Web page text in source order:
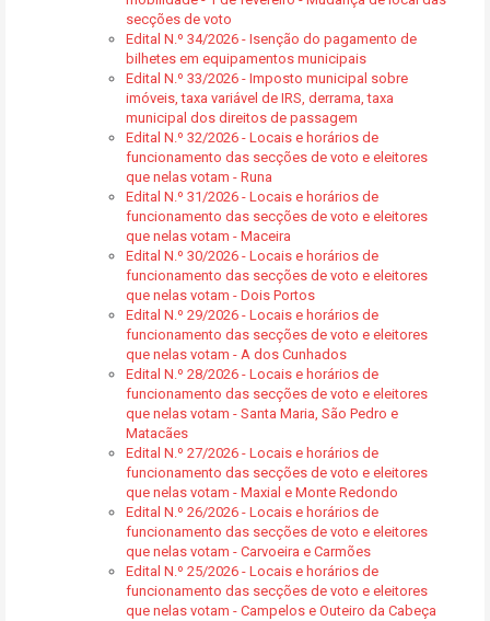
secções de voto
Edital N.º 34/2026 - Isenção do pagamento de
bilhetes em equipamentos municipais
Edital N.º 33/2026 - Imposto municipal sobre
imóveis, taxa variável de IRS, derrama, taxa
municipal dos direitos de passagem
Edital N.º 32/2026 - Locais e horários de
funcionamento das secções de voto e eleitores
que nelas votam - Runa
Edital N.º 31/2026 - Locais e horários de
funcionamento das secções de voto e eleitores
que nelas votam - Maceira
Edital N.º 30/2026 - Locais e horários de
funcionamento das secções de voto e eleitores
que nelas votam - Dois Portos
Edital N.º 29/2026 - Locais e horários de
funcionamento das secções de voto e eleitores
que nelas votam - A dos Cunhados
Edital N.º 28/2026 - Locais e horários de
funcionamento das secções de voto e eleitores
que nelas votam - Santa Maria, São Pedro e
Matacães
Edital N.º 27/2026 - Locais e horários de
funcionamento das secções de voto e eleitores
que nelas votam - Maxial e Monte Redondo
Edital N.º 26/2026 - Locais e horários de
funcionamento das secções de voto e eleitores
que nelas votam - Carvoeira e Carmões
Edital N.º 25/2026 - Locais e horários de
funcionamento das secções de voto e eleitores
que nelas votam - Campelos e Outeiro da Cabeça